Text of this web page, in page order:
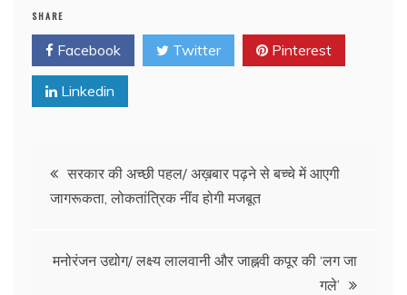
SHARE
Facebook Twitter Pinterest
Linkedin
Post
navigation
सरकार की अच्छी पहल/ अख़बार पढ़ने से बच्चे में आएगी
जागरूकता, लोकतांत्रिक नींव होगी मजबूत
मनोरंजन उद्योग/ लक्ष्य लालवानी और जाह्नवी कपूर की ‘लग जा
गले’